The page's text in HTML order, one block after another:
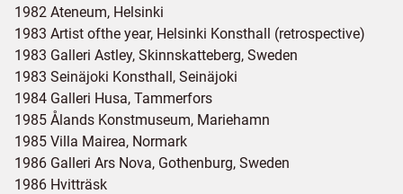
1982 Ateneum, Helsinki
1983 Artist ofthe year, Helsinki Konsthall (retrospective)
1983 Galleri Astley, Skinnskatteberg, Sweden
1983 Seinäjoki Konsthall, Seinäjoki
1984 Galleri Husa, Tammerfors
1985 Ålands Konstmuseum, Mariehamn
1985 Villa Mairea, Normark
1986 Galleri Ars Nova, Gothenburg, Sweden
1986 Hvitträsk